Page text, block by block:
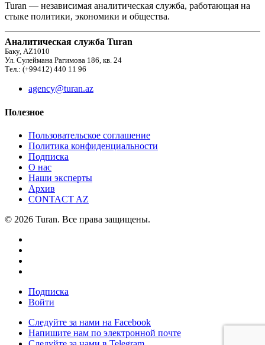
Turan — независимая аналитическая служба, работающая на
стыке политики, экономики и общества.
Аналитическая служба Turan
Баку, AZ1010
Ул. Сулеймана Рагимова 186, кв. 24
Тел.: (+99412) 440 11 96
agency@turan.az
Полезное
Пользовательское соглашение
Политика конфиденциальности
Подписка
О нас
Наши эксперты
Архив
CONTACT AZ
© 2026 Turan. Все права защищены.
Подписка
Войти
Следуйте за нами на Facebook
Напишите нам по электронной почте